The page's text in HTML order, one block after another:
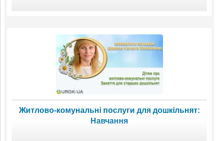
Житлово-комунальні послуги для дошкільнят:
Навчання